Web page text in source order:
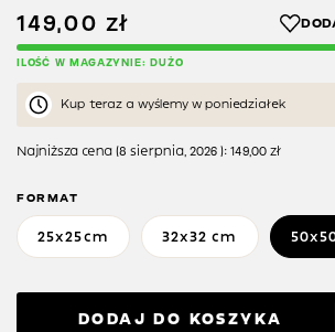
149,00 zł
ILOŚĆ W MAGAZYNIE: DUŻO
Kup teraz a wyślemy w poniedziałek
Najniższa cena (8 sierpnia, 2026 ): 149,00 zł
FORMAT
25x25cm 32x32 cm
DODAJ DO KOSZYKA